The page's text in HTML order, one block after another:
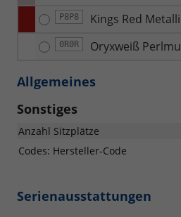
P8P8 Kings Red
0R0R Oryxweiß
Allgemeines
Sonstiges
Anzahl Sitzplätze
Codes: Hersteller-Code
Serienausstattungen